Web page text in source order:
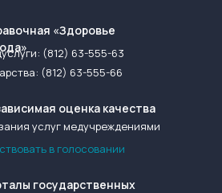
«Здоровье
(812) 63-555-63
(812) 63-555-66
оценка качества
услуг медучреждениями
в голосовании
государственных